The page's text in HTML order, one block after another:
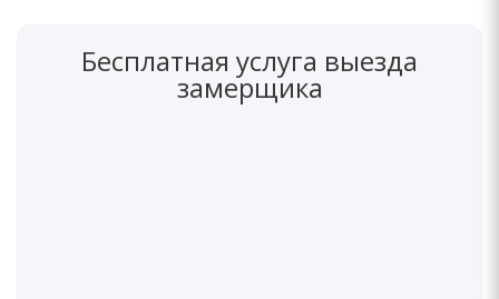
Бесплатная услуга выезда
замерщика